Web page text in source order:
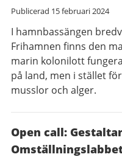
Publicerad 15 februari 2024
I hamnbassängen
Frihamnen finns den
marin kolonilott
på land, men i stället
musslor och alger.
Open call: